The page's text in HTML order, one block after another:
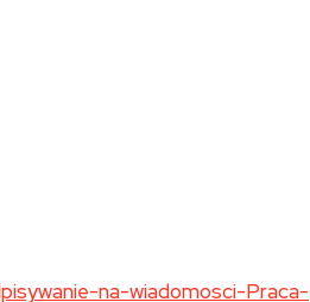
na-wiadomosci-Praca-